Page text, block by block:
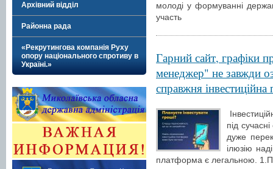
Архівний відділ
Районна рада
«Рекрутингова компанія Руху
опору національного спротиву в
Україні.»
молоді у формуванні
участь
Гарний сайт, графіки
менеджер" не завжди
справжня
під
дуже
ілюзію
платформа є легальною.